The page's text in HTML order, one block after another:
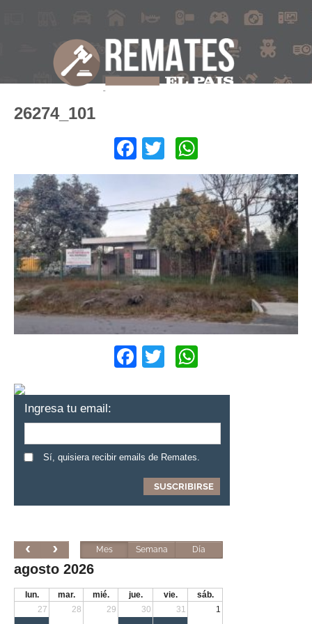
26274_101
Facebook
Twitter
Facebook
Twitter
Ingresa tu email:
Sí, quisiera recibir emails de Remates.
Mes Semana Día
agosto 2026
lun. mar. mié. jue. vie.
sáb.
27
28 29 30 31 1